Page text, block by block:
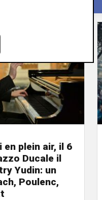
en plein air, il 6
Ducale il
Yudin: un
Poulenc,